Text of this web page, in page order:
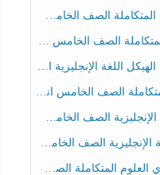
الخامس عام الفصل الثالث
الخامس انسبير الفصل الثالث
الخامس انسبير الفصل الثالث
الصف الخامس الفصل الثالث
الصف الخامس عام الفصل الثالث